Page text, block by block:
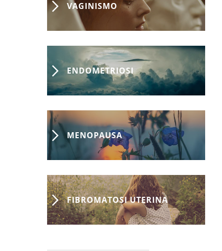
VAGINISMO
ENDOMETRIOSI
MENOPAUSA
FIBROMATOSI UTERINA